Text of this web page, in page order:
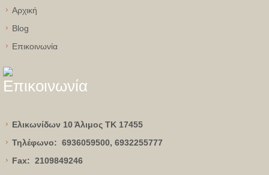
Aρχική
Blog
Eπικοινωνία
Επικοινωνία
Ελικωνίδων 10 Άλιμος ΤΚ 17455
Τηλέφωνο: 6936059500, 6932255777
Fax: 2109849246